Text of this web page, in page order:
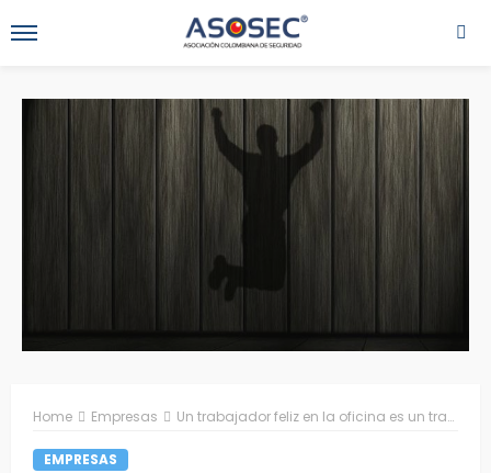
Home Empresas Un trabajador feliz en la oficina es un trabajador productivo
EMPRESAS